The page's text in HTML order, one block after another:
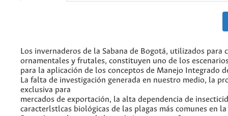
Los invernaderos de la Sabana de Bogotá, utilizados para
ornamentales y frutales, constituyen uno de los
para la aplicación de los conceptos de Manejo Integrado
La falta de investigación generada en nuestro medio, la
exclusiva para
mercados de exportación, la alta dependencia de
caracterlstlcas biológicas de las plagas más comunes en la